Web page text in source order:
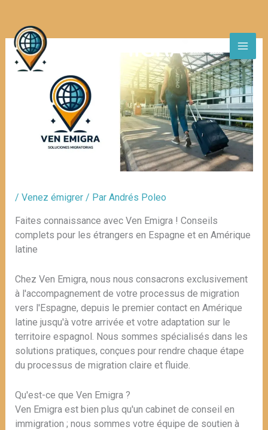
contenu
/ Venez émigrer/ Par Andrés Poleo
Faites connaissance avec Ven Emigra ! Conseils
complets pour les étrangers en Espagne et en Amérique
latine
Chez Ven Emigra, nous nous consacrons exclusivement
à l'accompagnement de votre processus de migration
vers l'Espagne, depuis le premier contact en Amérique
latine jusqu'à votre arrivée et votre adaptation sur le
territoire espagnol. Nous sommes spécialisés dans les
solutions pratiques, conçues pour rendre chaque étape
du processus de migration claire et fluide.
Qu'est-ce que Ven Emigra ?
Ven Emigra est bien plus qu'un cabinet de conseil en
immigration ; nous sommes votre équipe de soutien à